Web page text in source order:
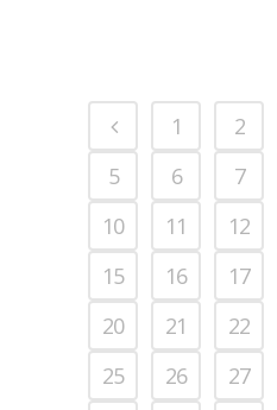
1 2
5
6 7
10
11 12
15
16 17
20
21 22
25
26 27